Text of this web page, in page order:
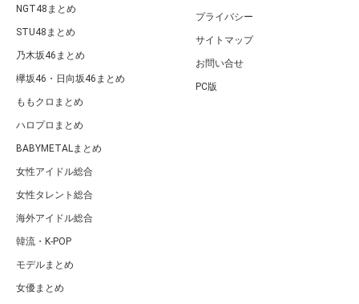
NGT48まとめ
STU48まとめ
乃木坂46まとめ
欅坂46・日向坂46まとめ
ももクロまとめ
ハロプロまとめ
BABYMETALまとめ
女性アイドル総合
女性タレント総合
海外アイドル総合
韓流・K-POP
モデルまとめ
女優まとめ
プライバシー
サイトマップ
お問い合せ
PC版